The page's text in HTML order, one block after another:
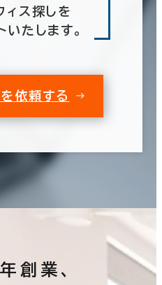
ィス探しを
たします。
依頼する
業、